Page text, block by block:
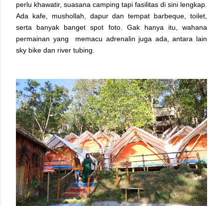
perlu khawatir, suasana camping tapi fasilitas di sini lengkap.
Ada kafe, mushollah, dapur dan tempat barbeque, toilet,
serta banyak banget spot foto. Gak hanya itu, wahana
permainan yang memacu adrenalin juga ada, antara lain
sky bike dan river tubing.